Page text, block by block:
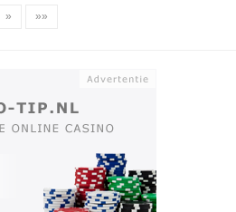
» »»